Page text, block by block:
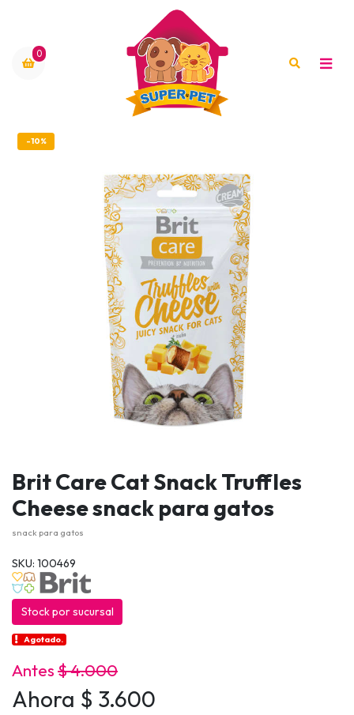
0
-10%
Brit Care Cat Snack Truffles
Cheese snack para gatos
snack para gatos
SKU: 100469
Stock por sucursal
Agotado.
Antes$ 4.000
Ahora $ 3.600